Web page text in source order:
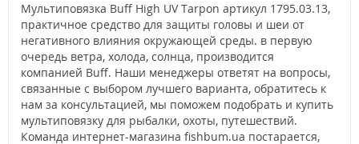
Мультиповязка Buff High UV Tarpon артикул 1795.03.13,
практичное средство для защиты головы и шеи от
негативного влияния окружающей среды. в первую
очередь ветра, холода, солнца, производится
компанией Buff. Наши менеджеры ответят на вопросы,
связанные с выбором лучшего варианта, обратитесь к
нам за консультацией, мы поможем подобрать и купить
мультиповязку для рыбалки, охоты, путешествий.
Команда интернет-магазина fishbum.ua постарается,